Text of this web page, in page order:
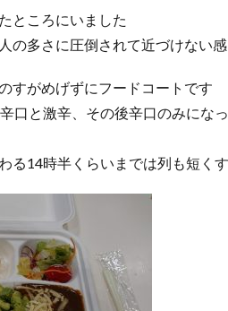
ところにいました
の多さに圧倒されて近づけない
すがめげずにフードコートです
口と激辛、その後辛口のみにな
る14時半くらいまでは列も短く